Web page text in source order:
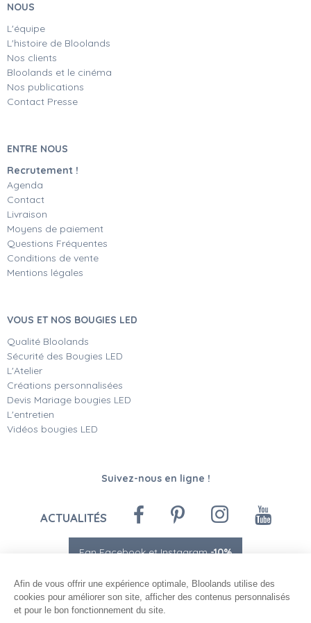
NOUS
L'équipe
L'histoire de Bloolands
Nos clients
Bloolands et le cinéma
Nos publications
Contact Presse
ENTRE NOUS
Recrutement !
Agenda
Contact
Livraison
Moyens de paiement
Questions Fréquentes
Conditions de vente
Mentions légales
VOUS ET NOS BOUGIES LED
Qualité Bloolands
Sécurité des Bougies LED
L'Atelier
Créations personnalisées
Devis Mariage bougies LED
L'entretien
Vidéos bougies LED
Suivez-nous en ligne !
ACTUALITÉS
Fan Facebook et Instagram-10%
Afin de vous offrir une expérience optimale, Bloolands utilise des
cookies pour améliorer son site, afficher des contenus personnalisés
et pour le bon fonctionnement du site.